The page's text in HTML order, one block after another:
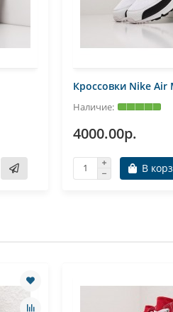
Кроссовки Nike Air
4000.00р.
В